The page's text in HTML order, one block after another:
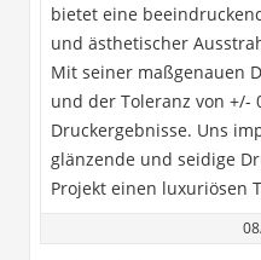
bietet eine
und ästhetischer
Mit seiner maßgenauen
und der Toleranz von +/-
Druckergebnisse. Uns
glänzende und seidige
Projekt einen luxuriösen